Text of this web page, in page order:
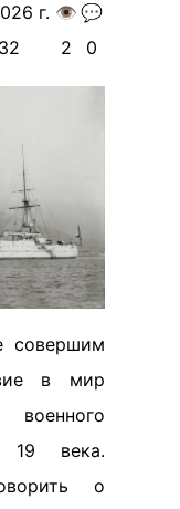
г. 👁️
2
💬
0
совершим
в мир
19 века.
о